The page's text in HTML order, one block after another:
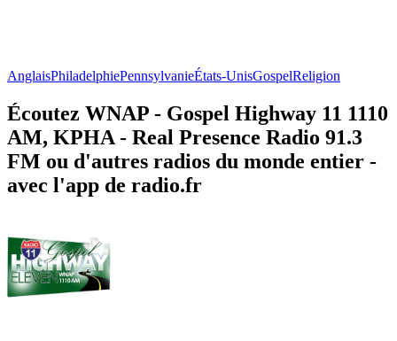
AnglaisPhiladelphiePennsylvanieÉtats-UnisGospelReligion
Écoutez WNAP - Gospel Highway 11 1110
AM, KPHA - Real Presence Radio 91.3
FM ou d'autres radios du monde entier -
avec l'app de radio.fr